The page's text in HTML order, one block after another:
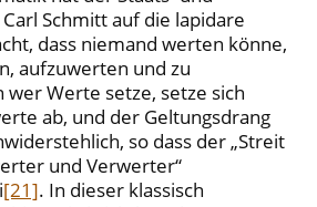
Schmitt auf die lapidare
dass niemand werten könne,
aufzuwerten und zu
wer Werte setze, setze sich
ab, und der Geltungsdrang
so dass der „Streit
und Verwerter“
[21]. In dieser klassisch